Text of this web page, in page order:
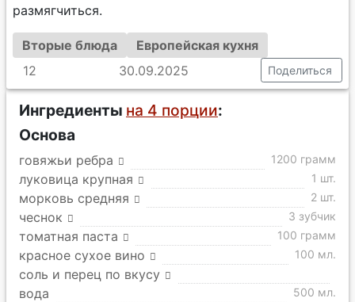
размягчиться.
Вторые блюда
Европейская кухня
12
30.09.2025 Поделиться
Ингредиенты на 4 порции:
Основа
говяжьи ребра 1200 грамм
луковица крупная 1 шт.
морковь средняя 2 шт.
чеснок 3 зубчик
томатная паста 100 грамм
красное сухое вино 100 мл.
соль и перец по вкусу
вода
500 мл.